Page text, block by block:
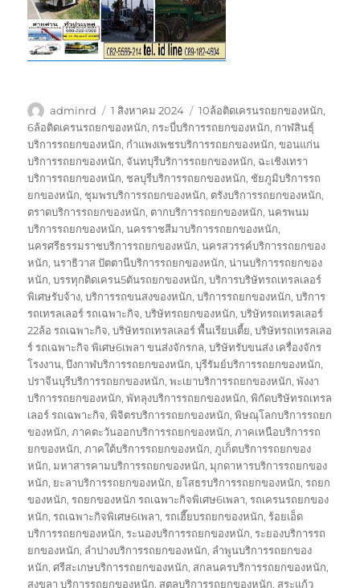
ผู้
เขียน
adminrd
เขียน
เมื่อ
1 สิงหาคม 2024
ป้าย
กำกับ
10ล้อติดเครนรถยกของหนัก,
6ล้อติดเครนรถยกของหนัก, กระบี่บริการรถยกของหนัก, กาฬสินธุ์
บริการรถยกของหนัก, กำแพงเพชรบริการรถยกของหนัก,ขอนแก่น
บริการรถยกของหนัก, จันทบุรีบริการรถยกของหนัก, ฉะเชิงเทรา
บริการรถยกของหนัก, ชลบุรีบริการรถยกของหนัก, ชัยภูมิบริการรถ
ยกของหนัก, ชุมพรบริการรถยกของหนัก, ตรังบริการรถยกของหนัก,
ตราดบริการรถยกของหนัก, ตากบริการรถยกของหนัก,นครพนม
บริการรถยกของหนัก,นครราชสีมาบริการรถยกของหนัก,
นครศรีธรรมราชบริการรถยกของหนัก,นครสวรรค์บริการรถยกของ
หนัก,นราธิวาส ปัตตานีบริการรถยกของหนัก,น่านบริการรถยกของ
หนัก,บรรทุกติดเครน5ตันรถยกของหนัก,บริการบริษัทรถเทรลเลอร์
พิเศษรับจ้าง,บริการรถขนสงของหนัก,บริการรถยกของหนัก,บริการ
รถเทรลเลอร์ รถเฉพาะกิจ,บริษัทรถยกของหนัก,บริษัทรถเทรลเลอร์
22ล้อ รถเฉพาะกิจ,บริษัทรถเทรลเลอร์ พื้นเรียบเตี้ย,บริษัทรถเทรลเลอ
ร์ รถเฉพาะกิจ พิเศษ6เพลา ขนส่งจักรกล,บริษัทรับขนส่ง เครื่องจักร
โรงงาน,บึงกาฬบริการรถยกของหนัก,บุรีรัมย์บริการรถยกของหนัก,
ปราจีนบุรีบริการรถยกของหนัก,พะเยาบริการรถยกของหนัก,พังงา
บริการรถยกของหนัก,พัทลุงบริการรถยกของหนัก,พิกัดบริษัทรถเทรล
เลอร์ รถเฉพาะกิจ,พิจิตรบริการรถยกของหนัก,พิษณุโลกบริการรถยก
ของหนัก,ภาคตะวันออกบริการรถยกของหนัก,ภาคเหนือบริการรถ
ยกของหนัก,ภาคใต้บริการรถยกของหนัก,ภูเก็ตบริการรถยกของ
หนัก,มหาสารคามบริการรถยกของหนัก,มุกดาหารบริการรถยกของ
หนัก, ยะลาบริการรถยกของหนัก, ยโสธรบริการรถยกของหนัก,รถยก
ของหนัก,รถยกของหนัก รถเฉพาะกิจพิเศษ6เพลา,รถเครนรถยกของ
หนัก,รถเฉพาะกิจพิเศษ6เพลา,รถเฮี๊ยบรถยกของหนัก,ร้อยเอ็ด
บริการรถยกของหนัก,ระนองบริการรถยกของหนัก,ระยองบริการรถ
ยกของหนัก, ลำปางบริการรถยกของหนัก, ลำพูนบริการรถยกของ
หนัก,ศรีสะเกษบริการรถยกของหนัก, สกลนครบริการรถยกของหนัก,
สงขลา บริการรถยกของหนัก, สตูลบริการรถยกของหนัก, สระแก้ว